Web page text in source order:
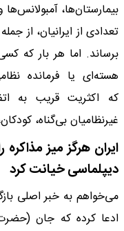
بیمارستان‌ها،
تعدادی از ایرانیان، از
برساند. اما هر بار که
هسته‌ای یا فرمانده
که اکثریت قریب به
غیرنظامیان بی‌گناه،
ایران هرگز میز
دیپلماسی خیانت کرد
می‌خواهم به خبر اصلی
ادعا کرده که جان